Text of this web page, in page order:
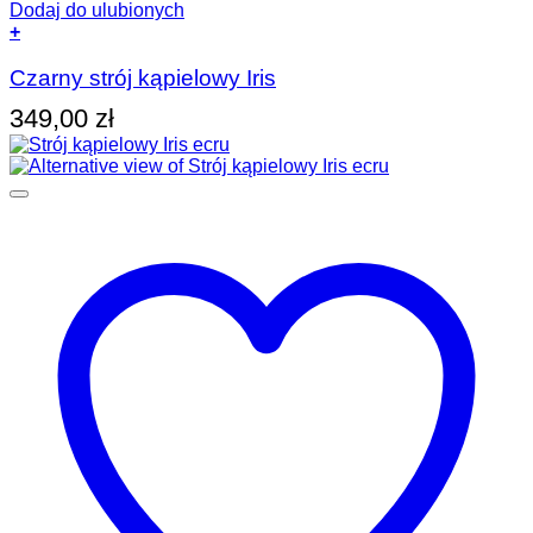
Dodaj do ulubionych
+
produkt
ma
wiele
wariantów.
Opcje
można
wybrać
Czarny strój kąpielowy Iris
349,00 zł